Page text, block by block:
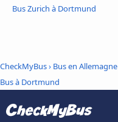
Bus Zurich à Dortmund
CheckMyBus› Bus en Allemagne
Bus à Dortmund